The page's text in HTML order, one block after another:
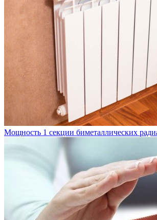
Мощность 1 секции биметаллических